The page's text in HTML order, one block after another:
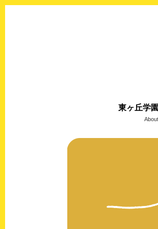
東ヶ丘学